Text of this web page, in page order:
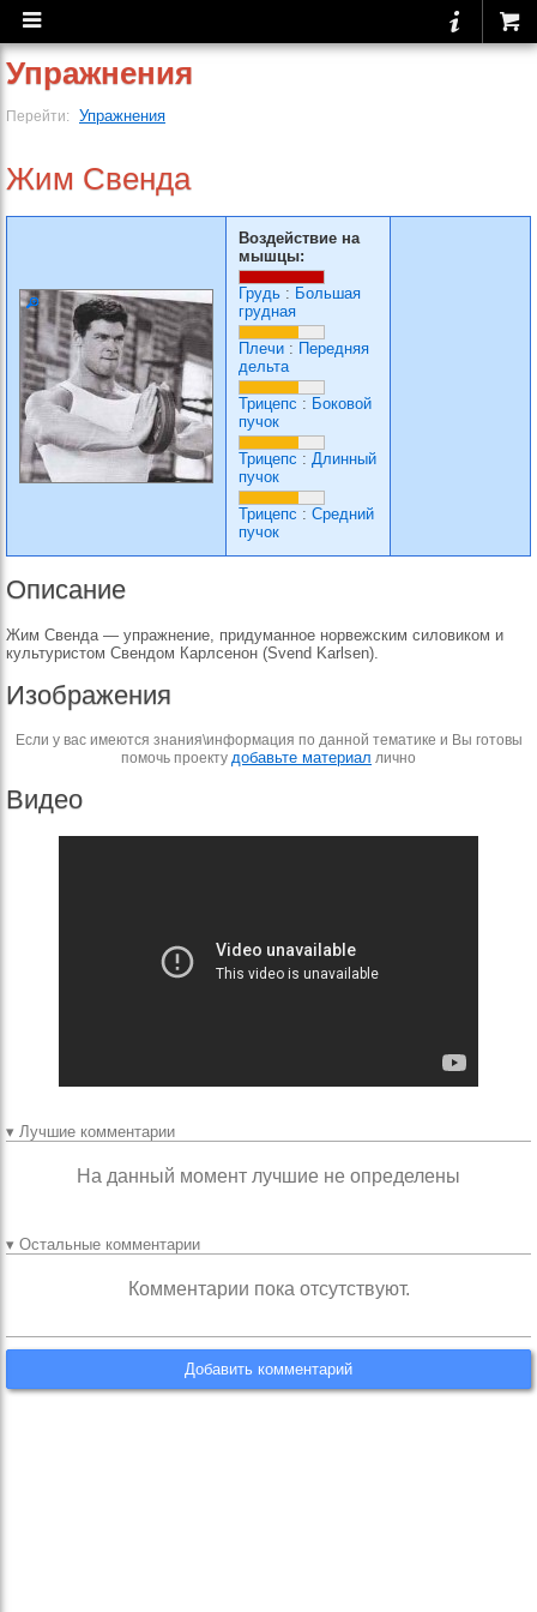
Упражнения
Перейти: Упражнения
Жим Свенда
Воздействие на
мышцы:
Грудь : Большая
грудная
Плечи : Передняя
дельта
Трицепс : Боковой
пучок
Трицепс : Длинный
пучок
Трицепс : Средний
пучок
Описание
Жим Свенда — упражнение, придуманное норвежским силовиком и
культуристом Свендом Карлсенон (Svend Karlsen).
Изображения
Если у вас имеются знания\информация по данной тематике и Вы готовы
помочь проекту добавьте материал лично
Видео
▾ Лучшие комментарии
На данный момент лучшие не определены
▾ Остальные комментарии
Комментарии пока отсутствуют.
Добавить комментарий